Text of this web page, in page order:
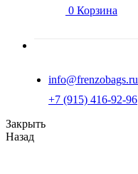
0 Корзина
info@frenzobags.ru
‭+7 (915) 416-92-96
Закрыть
Назад